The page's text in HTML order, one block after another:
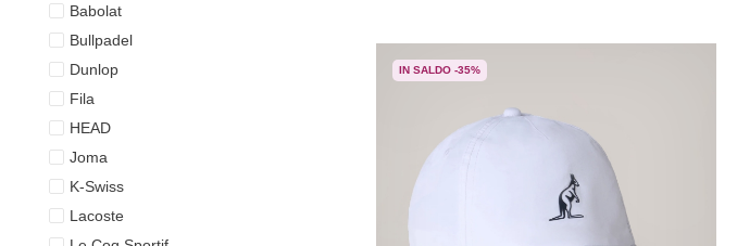
Babolat
Bullpadel
Dunlop
Fila
HEAD
Joma
K-Swiss
Lacoste
IN SALDO -35%